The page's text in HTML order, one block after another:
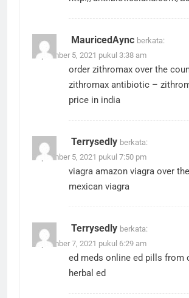
MauricedAync berkata:
September 5, 2021 pukul 3:38 am
order zithromax over the
zithromax antibiotic –
price in india
Terrysedly berkata:
September 5, 2021 pukul 7:50 pm
viagra amazon viagra over
mexican viagra
Terrysedly berkata:
September 7, 2021 pukul 6:29 am
ed meds online ed pills from
herbal ed